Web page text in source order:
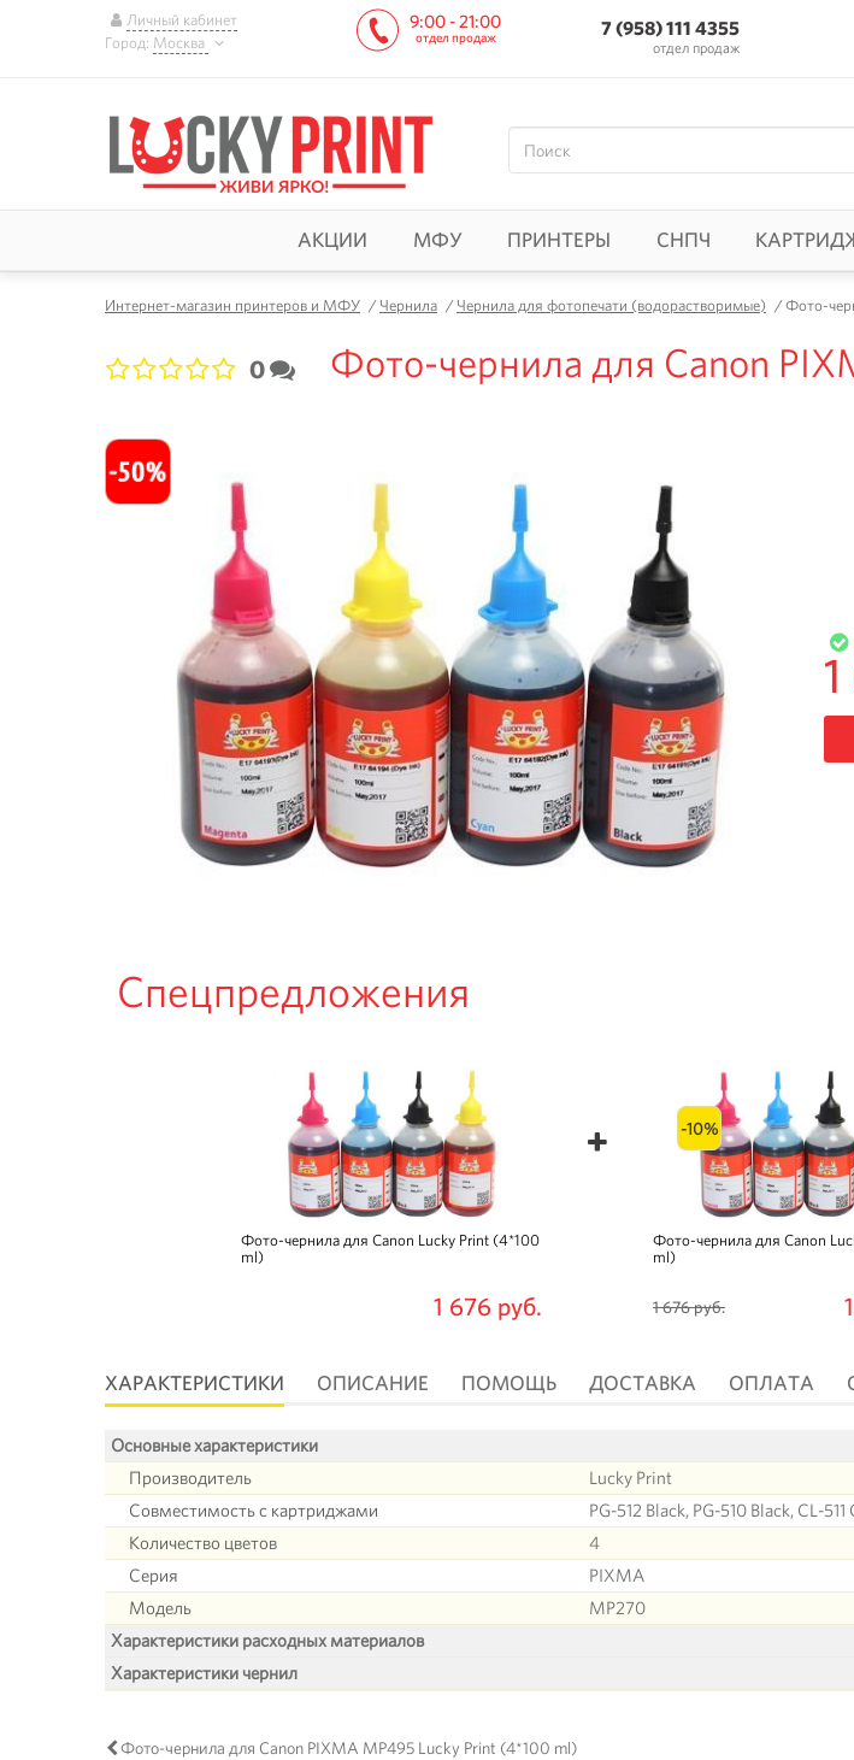
Личный кабинет
Город: Москва
9:00 - 21:00
отдел продаж 7 (958) 111 4355
отдел продаж
АКЦИИ МФУ ПРИНТЕРЫ СНПЧ
Интернет-магазин принтеров и МФУ /Чернила /Чернила для фотопечати (водорастворимые) /Фото-
0 Фото-чернила для Canon
Спецпредложения
Фото-чернила для Canon Lucky Print (4*100
ml)
1 676 руб.
-10%
Фото-чернила для Canon
ml)
1 676 руб.
ХАРАКТЕРИСТИКИ ОПИСАНИЕ ПОМОЩЬ ДОСТАВКА ОПЛАТА
Основные характеристики
Производитель
Lucky Print
Совместимость с картриджами
PG-512 Black, PG-510 Black, CL-
Количество цветов
4
Серия
PIXMA
Модель
MP270
Характеристики расходных материалов
Характеристики чернил
Фото-чернила для Canon PIXMA MP495 Lucky Print (4*100 ml)